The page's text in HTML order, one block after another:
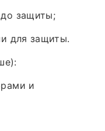
до защиты;
для защиты.
и